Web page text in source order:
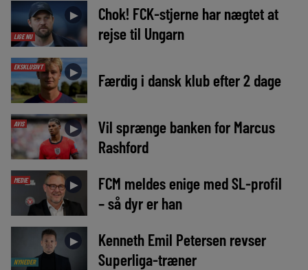
LIGE NU
►
Chok! FCK-stjerne har nægtet at
rejse til Ungarn
EKSKLUSIVT ► Færdig i dansk klub efter 2 dage
AVIS ►
Vil sprænge banken for Marcus
Rashford
MEDIE ►
FCM meldes enige med SL-profil
– så dyr er han
NYHEDER
►
Kenneth Emil Petersen revser
Superliga-træner